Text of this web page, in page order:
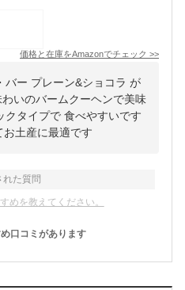
価格と在庫をAmazonでチェック >>
バー プレーン&ショコラ が
わいのバームクーヘンで美味
クタイプで 食べやすいです
土産に最適です
れた質問
めを教えてください。
口コミがあります